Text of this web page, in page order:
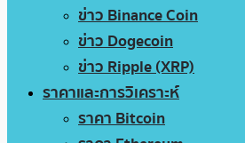
ข่าว Binance Coin
ข่าว Dogecoin
ข่าว Ripple (XRP)
ราคาและการวิเคราะห์
ราคา Bitcoin